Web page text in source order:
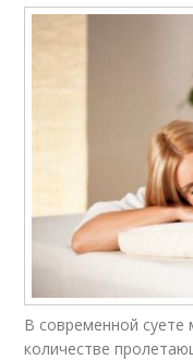
В современной суете
количестве